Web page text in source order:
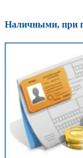
Наличными, при